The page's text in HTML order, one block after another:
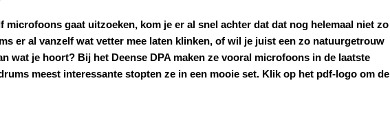
microfoons gaat uitzoeken, kom je er al snel achter dat dat nog helemaal niet zo
er al vanzelf wat vetter mee laten klinken, of wil je juist een zo natuurgetrouw
wat je hoort? Bij het Deense DPA maken ze vooral microfoons in de laatste
meest interessante stopten ze in een mooie set. Klik op het pdf-logo om de